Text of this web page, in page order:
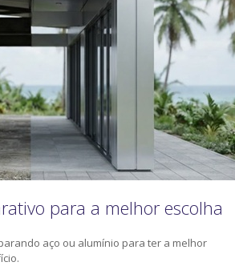
para a melhor escolha
aço ou alumínio para ter a melhor